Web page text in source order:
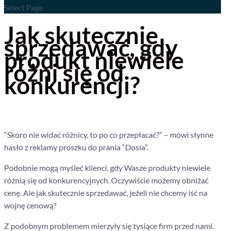
Select Page
Jak skutecznie
sprzedawać, gdy
produkt niewiele
różni się od
konkurencji?
“Skoro nie widać różnicy, to po co przepłacać?” – mówi słynne
hasło z reklamy proszku do prania “Dosia”.
Podobnie mogą myśleć klienci, gdy Wasze produkty niewiele
różnią się od konkurencyjnych. Oczywiście możemy obniżać
cenę. Ale jak skutecznie sprzedawać, jeżeli nie chcemy iść na
wojnę cenową?
Z podobnym problemem mierzyły się tysiące firm przed nami.